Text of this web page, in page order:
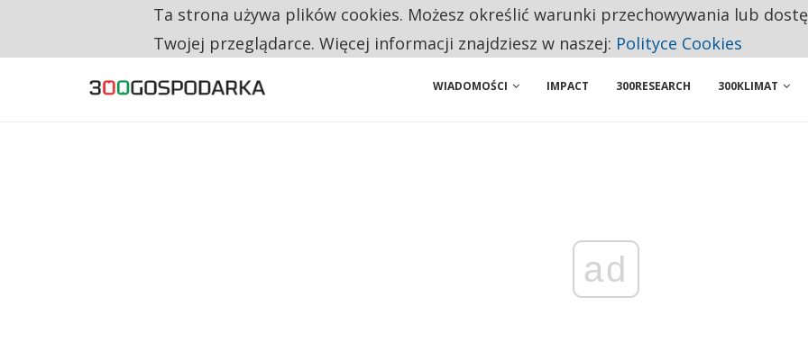
RESTRYKCJE CHIN UDERZAJĄ W EUROPEJSKI PRZEMYSŁ. NA LIŚCIE SĄ DWA PODMIOTY Z POLSKI
WIADOMOŚCI IMPACT 300RESEARCH 300KLIMAT
ad
Ta strona używa plików cookies. Możesz określić warunki przechowywania lub
Twojej przeglądarce. Więcej informacji znajdziesz w naszej: Polityce Cookies